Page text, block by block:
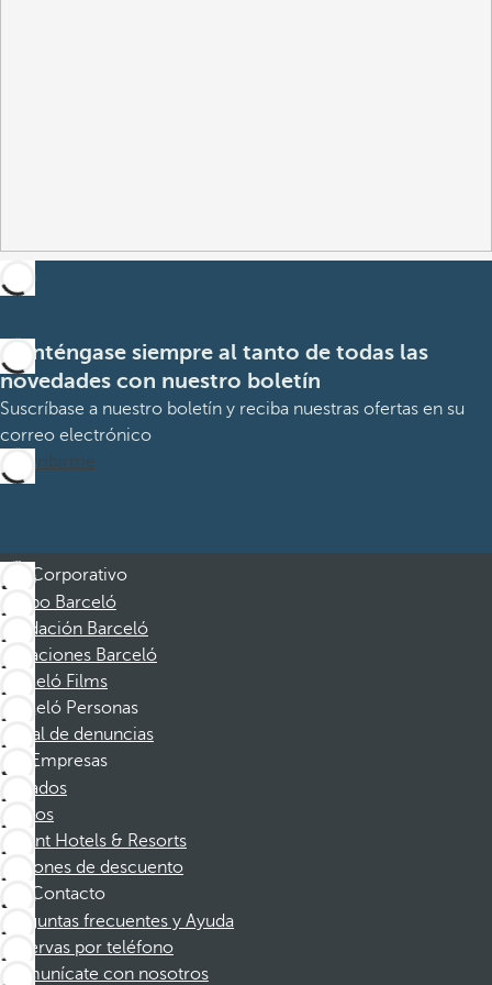
Manténgase siempre al tanto de todas las
novedades con nuestro boletín
Suscríbase a nuestro boletín y reciba nuestras ofertas en su
correo electrónico
Suscribirme
Corporativo
Grupo Barceló
Fundación Barceló
Vacaciones Barceló
Barceló Films
Barceló Personas
Canal de denuncias
Empresas
Afiliados
Socios
Dorint Hotels & Resorts
Cupones de descuento
Contacto
Preguntas frecuentes y Ayuda
Reservas por teléfono
Comunícate con nosotros